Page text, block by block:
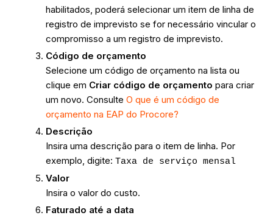
habilitados, poderá selecionar um item de linha de
registro de imprevisto se for necessário vincular o
compromisso a um registro de imprevisto.
Código de orçamento
Selecione um código de orçamento na lista ou
clique em Criar código de orçamento para criar
um novo. Consulte O que é um código de
orçamento na EAP do Procore?
Descrição
Insira uma descrição para o item de linha. Por
exemplo, digite: Taxa de serviço mensal
Valor
Insira o valor do custo.
Faturado até a data